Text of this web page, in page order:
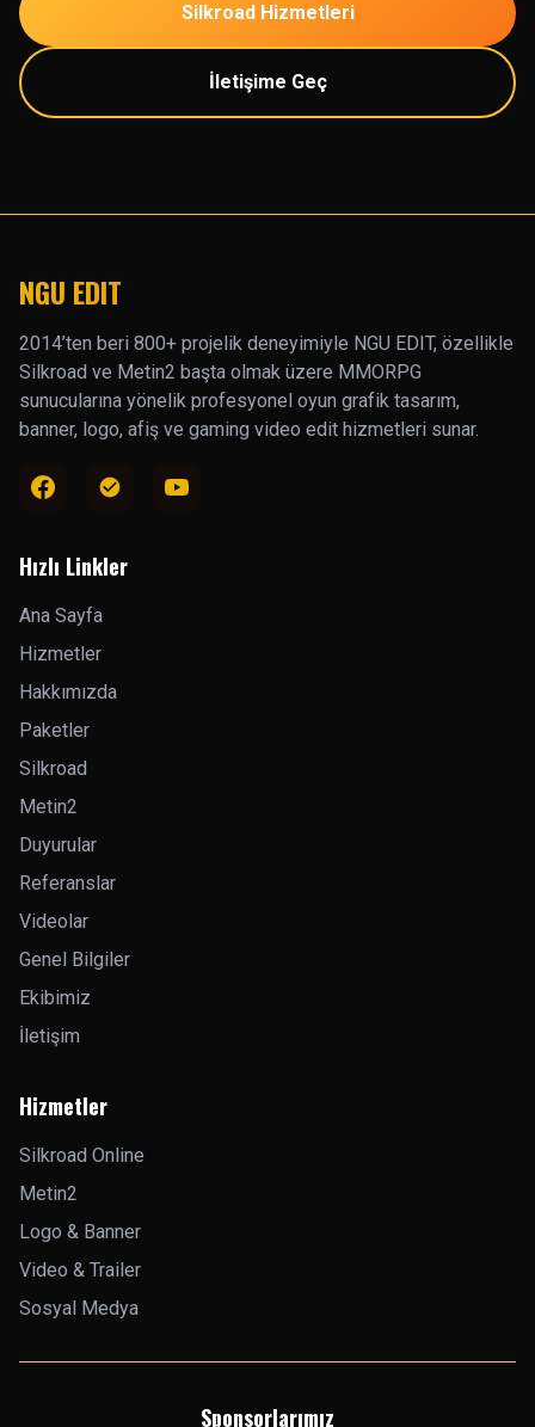
Silkroad Hizmetleri
İletişime Geç
NGU EDIT
2014’ten beri 800+ projelik deneyimiyle NGU EDIT, özellikle
Silkroad ve Metin2 başta olmak üzere MMORPG
sunucularına yönelik profesyonel oyun grafik tasarım,
banner, logo, afiş ve gaming video edit hizmetleri sunar.
Hızlı Linkler
Ana Sayfa
Hizmetler
Hakkımızda
Paketler
Silkroad
Metin2
Duyurular
Referanslar
Videolar
Genel Bilgiler
Ekibimiz
İletişim
Hizmetler
Silkroad Online
Metin2
Logo & Banner
Video & Trailer
Sosyal Medya
Sponsorlarımız